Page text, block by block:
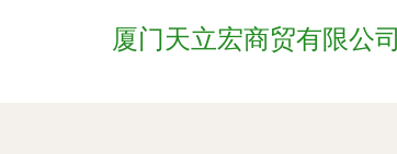
厦门天立宏商贸有限公司